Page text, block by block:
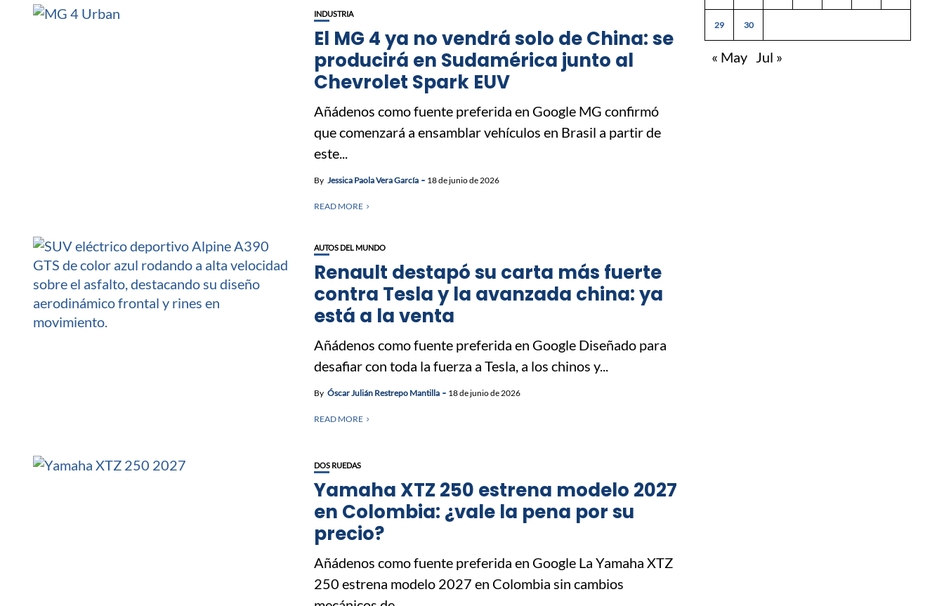
INDUSTRIA
El MG 4 ya no vendrá solo de China: se
producirá en Sudamérica junto al
Chevrolet Spark EUV
Añádenos como fuente preferida en Google MG confirmó
que comenzará a ensamblar vehículos en Brasil a partir de
este...
By Jessica Paola Vera García 18 de junio de 2026
READ MORE
AUTOS DEL MUNDO
Renault destapó su carta más fuerte
contra Tesla y la avanzada china: ya
está a la venta
Añádenos como fuente preferida en Google Diseñado para
desafiar con toda la fuerza a Tesla, a los chinos y...
By Óscar Julián Restrepo Mantilla 18 de junio de 2026
READ MORE
DOS RUEDAS
Yamaha XTZ 250 estrena modelo 2027
en Colombia: ¿vale la pena por su
precio?
Añádenos como fuente preferida en Google La Yamaha XTZ
250 estrena modelo 2027 en Colombia sin cambios
29 30
« May Jul »